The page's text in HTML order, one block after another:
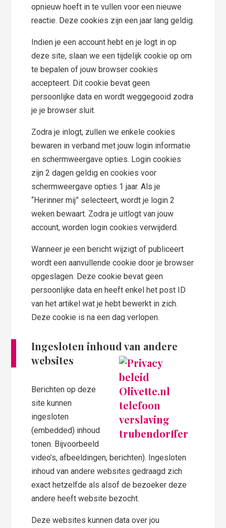
opnieuw hoeft in te vullen voor een nieuwe
reactie. Deze cookies zijn een jaar lang geldig.
Indien je een account hebt en je logt in op
deze site, slaan we een tijdelijk cookie op om
te bepalen of jouw browser cookies
accepteert. Dit cookie bevat geen
persoonlijke data en wordt weggegooid zodra
je je browser sluit.
Zodra je inlogt, zullen we enkele cookies
bewaren in verband met jouw login informatie
en schermweergave opties. Login cookies
zijn 2 dagen geldig en cookies voor
schermweergave opties 1 jaar. Als je
“Herinner mij” selecteert, wordt je login 2
weken bewaart. Zodra je uitlogt van jouw
account, worden login cookies verwijderd.
Wanneer je een bericht wijzigt of publiceert
wordt een aanvullende cookie door je browser
opgeslagen. Deze cookie bevat geen
persoonlijke data en heeft enkel het post ID
van het artikel wat je hebt bewerkt in zich.
Deze cookie is na een dag verlopen.
Ingesloten inhoud van andere
websites
Berichten op deze
site kunnen
ingesloten
(embedded) inhoud
tonen. Bijvoorbeeld
video’s, afbeeldingen, berichten). Ingesloten
inhoud van andere websites gedraagd zich
exact hetzelfde als alsof de bezoeker deze
andere heeft website bezocht.
Deze websites kunnen data over jou